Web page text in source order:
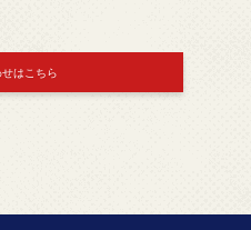
はこちら